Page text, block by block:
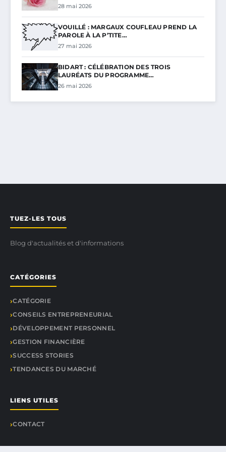
28 mai 2026
VOUILLÉ : MARGAUX COUFLEAU PREND LA
PAROLE À LA P’TITE…
27 mai 2026
BIDART : CÉLÉBRATION DES TROIS
LAURÉATS DU PROGRAMME…
26 mai 2026
TUEZ-LES TOUS
Blog d'actualités et d'informations
CATÉGORIES
CATÉGORIE
CONSEILS ENTREPRENEURIAL
DÉVELOPPEMENT PERSONNEL
GESTION FINANCIÈRE
SUCCESS STORIES
TENDANCES DU MARCHÉ
LIENS UTILES
CONTACT